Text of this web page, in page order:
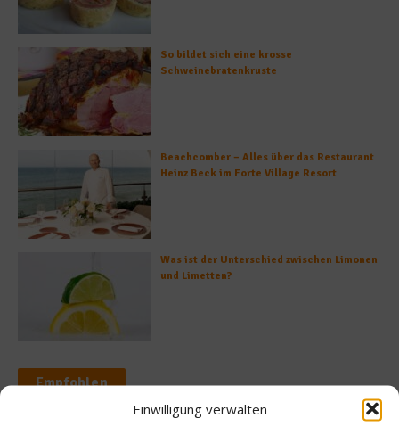
Einwilligung verwalten
So bildet sich eine krosse
Schweinebratenkruste
Beachcomber – Alles über das Restaurant
Heinz Beck im Forte Village Resort
Was ist der Unterschied zwischen Limonen
und Limetten?
Empfohlen